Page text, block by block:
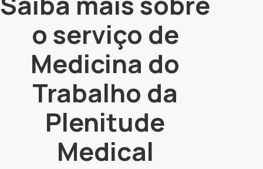
o serviço de
Medicina do
Trabalho da
Plenitude
Medical